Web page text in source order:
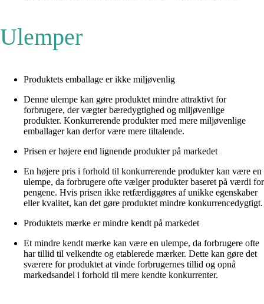
Ulemper
Produktets emballage er ikke miljøvenlig
Denne ulempe kan gøre produktet mindre attraktivt for
forbrugere, der vægter bæredygtighed og miljøvenlige
produkter. Konkurrerende produkter med mere miljøvenlige
emballager kan derfor være mere tiltalende.
Prisen er højere end lignende produkter på markedet
En højere pris i forhold til konkurrerende produkter kan være en
ulempe, da forbrugere ofte vælger produkter baseret på værdi for
pengene. Hvis prisen ikke retfærdiggøres af unikke egenskaber
eller kvalitet, kan det gøre produktet mindre konkurrencedygtigt.
Produktets mærke er mindre kendt på markedet
Et mindre kendt mærke kan være en ulempe, da forbrugere ofte
har tillid til velkendte og etablerede mærker. Dette kan gøre det
sværere for produktet at vinde forbrugernes tillid og opnå
markedsandel i forhold til mere kendte konkurrenter.